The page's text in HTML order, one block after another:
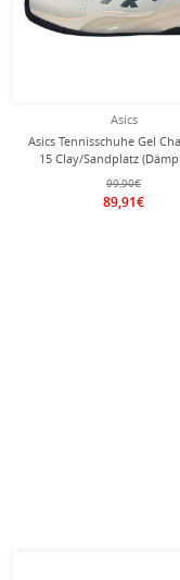
Asics
Asics Tennisschuhe Gel
15 Clay/Sandplatz
oatmeal/midnight
99,90€
89,91€